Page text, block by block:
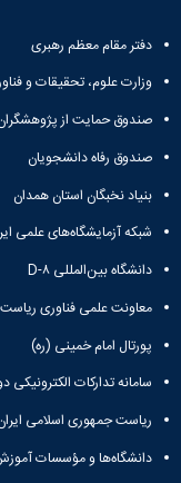
دفتر مقام معظم رهبری
وزارت علوم، تحقیقات و
صندوق حمایت از
صندوق رفاه دانشجویان
بنیاد نخبگان استان همدان
شبکه آزمایشگاه‌های علمی
دانشگاه بین‌المللی D-۸
معاونت علمی فناوری
پورتال امام خمینی (ره)
سامانه تدارکات الکترونیکی
ریاست جمهوری اسلامی
دانشگاه‌ها و مؤسسات